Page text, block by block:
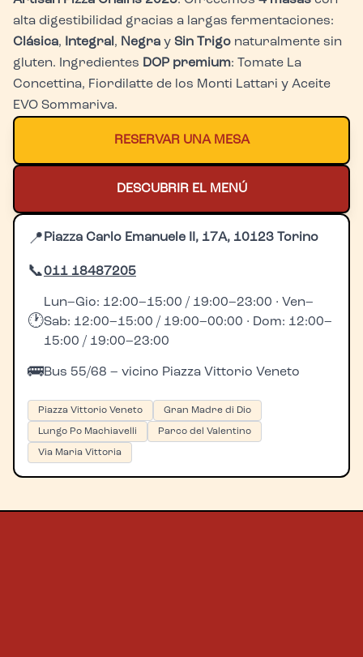
alta digestibilidad gracias a largas fermentaciones:
Clásica, Integral , Negra y Sin Trigo naturalmente sin
gluten. Ingredientes DOP premium: Tomate La
Concettina, Fiordilatte de los Monti Lattari y Aceite
EVO Sommariva.
RESERVAR UNA MESA
DESCUBRIR EL MENÚ
📍 Piazza Carlo Emanuele II, 17A, 10123 Torino
📞011 18487205
🕐
Lun–Gio: 12:00–15:00 / 19:00–23:00 · Ven–
Sab: 12:00–15:00 / 19:00–00:00 · Dom: 12:00–
15:00 / 19:00–23:00
🚌Bus 55/68 – vicino Piazza Vittorio Veneto
Piazza Vittorio Veneto Gran Madre di Dio
Lungo Po Machiavelli Parco del Valentino
Via Maria Vittoria